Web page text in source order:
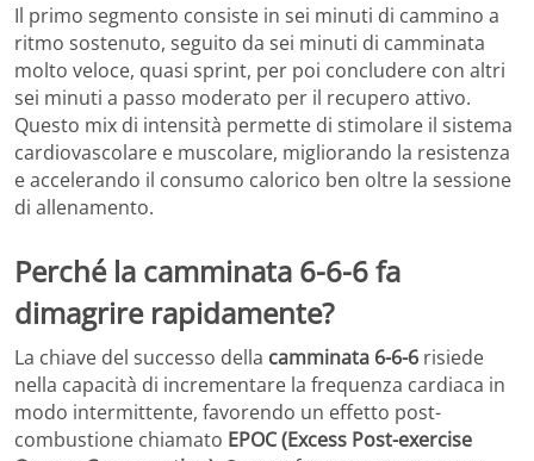
Il primo segmento consiste in sei minuti di cammino a
ritmo sostenuto, seguito da sei minuti di camminata
molto veloce, quasi sprint, per poi concludere con altri
sei minuti a passo moderato per il recupero attivo.
Questo mix di intensità permette di stimolare il sistema
cardiovascolare e muscolare, migliorando la resistenza
e accelerando il consumo calorico ben oltre la sessione
di allenamento.
Perché la camminata 6-6-6 fa
dimagrire rapidamente?
La chiave del successo della camminata 6-6-6 risiede
nella capacità di incrementare la frequenza cardiaca in
modo intermittente, favorendo un effetto post-
combustione chiamato EPOC (Excess Post-exercise